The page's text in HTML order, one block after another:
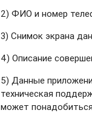
2) ФИО и номер
3) Снимок экрана
4) Описание
5) Данные
техническая
может